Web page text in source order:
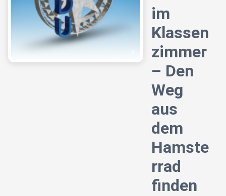
im
Klassen
zimmer
– Den
Weg
aus
dem
Hamste
rrad
finden